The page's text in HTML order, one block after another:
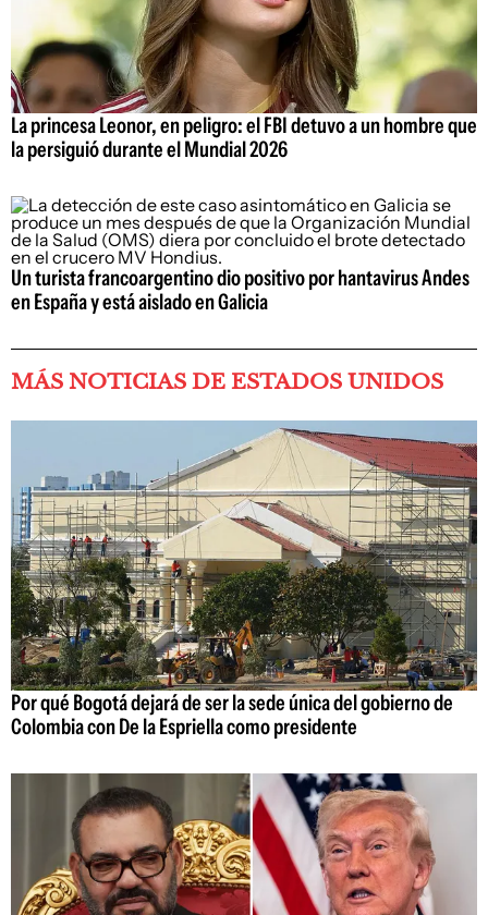
La princesa Leonor, en peligro: el FBI detuvo a un hombre que
la persiguió durante el Mundial 2026
Un turista francoargentino dio positivo por hantavirus Andes
en España y está aislado en Galicia
MÁS NOTICIAS DE ESTADOS UNIDOS
Por qué Bogotá dejará de ser la sede única del gobierno de
Colombia con De la Espriella como presidente